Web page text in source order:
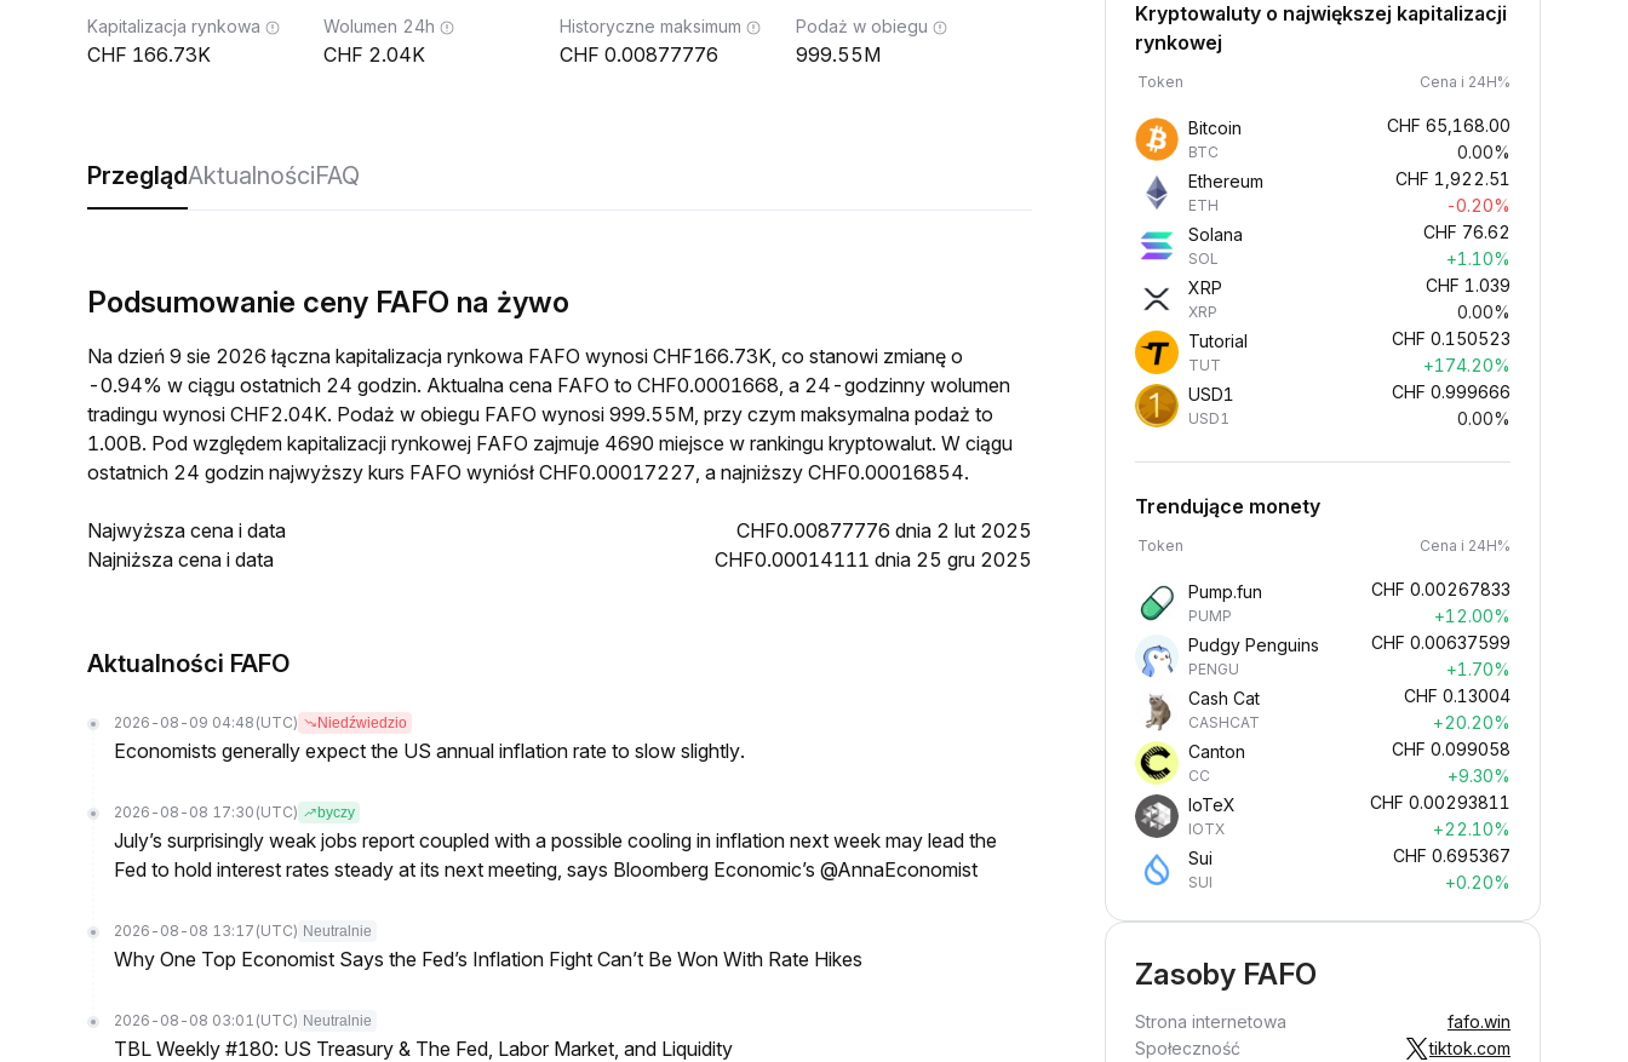
Kapitalizacja rynkowa
166.73K
Wolumen 24h
2.04K
Historyczne maksimum
0.00877776
Podaż w obiegu
999.55M
PrzeglądAktualnościFAQ
Podsumowanie ceny FAFO na żywo
Na dzień 9 sie 2026 łączna kapitalizacja rynkowa FAFO wynosi CHF166.73K, co stanowi zmianę o
-0.94% w ciągu ostatnich 24 godzin. Aktualna cena FAFO to CHF0.0001668, a 24-godzinny wolumen
tradingu wynosi CHF2.04K. Podaż w obiegu FAFO wynosi 999.55M, przy czym maksymalna podaż to
1.00B. Pod względem kapitalizacji rynkowej FAFO zajmuje 4690 miejsce w rankingu kryptowalut. W ciągu
ostatnich 24 godzin najwyższy kurs FAFO wyniósł CHF0.00017227, a najniższy CHF0.00016854.
Najwyższa cena i data
CHF0.00877776 dnia 2 lut 2025
Najniższa cena i data
CHF0.00014111 dnia 25 gru 2025
Aktualności FAFO
2026-08-09 04:48 (UTC) Niedźwiedzio
Economists generally expect the US annual inflation rate to slow slightly.
2026-08-08 17:30 (UTC) byczy
July’s surprisingly weak jobs report coupled with a possible cooling in inflation next week may lead the
Fed to hold interest rates steady at its next meeting, says Bloomberg Economic’s @AnnaEconomist
2026-08-08 13:17 (UTC) Neutralnie
Why One Top Economist Says the Fed’s Inflation Fight Can’t Be Won With Rate Hikes
2026-08-08 03:01 (UTC) Neutralnie
TBL Weekly #180: US Treasury & The Fed, Labor Market, and Liquidity
Kryptowaluty o największej kapitalizacji
rynkowej
Token Cena i 24H%
Bitcoin
BTC
CHF 65,168.00
0.00%
Ethereum
ETH
CHF 1,922.51
-0.20%
Solana
SOL
CHF 76.62
+1.10%
XRP
XRP
CHF 1.039
0.00%
Tutorial
TUT
CHF 0.150523
+174.20%
USD1
USD1
CHF 0.999666
0.00%
Trendujące monety
Token Cena i 24H%
Pump.fun
PUMP
CHF 0.00267833
+12.00%
Pudgy Penguins
PENGU
CHF 0.00637599
+1.70%
Cash Cat
CASHCAT
CHF 0.13004
+20.20%
Canton
CC
CHF 0.099058
+9.30%
IoTeX
IOTX
CHF 0.00293811
+22.10%
Sui
SUI
CHF 0.695367
+0.20%
Zasoby FAFO
Strona internetowa
fafo.win
Społeczność
tiktok.com